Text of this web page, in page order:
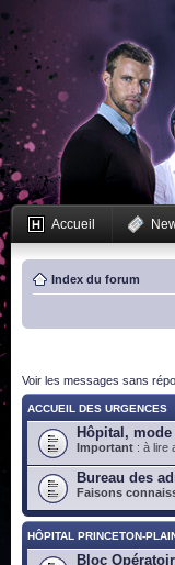
Accueil
Index du forum
Voir les messages sans
ACCUEIL DES URGENCES
Hôpital,
Important : à lire
Bureau des
Faisons
HÔPITAL PRINCETON-
Bloc